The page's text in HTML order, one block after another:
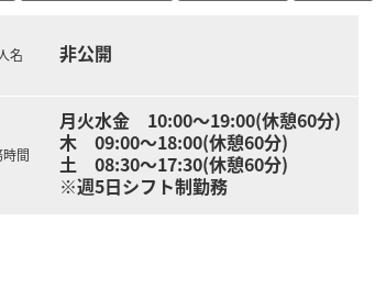
名 非公開
間
月火水金 10:00～19:00(休憩60分)
木 09:00～18:00(休憩60分)
土 08:30～17:30(休憩60分)
※週5日シフト制勤務